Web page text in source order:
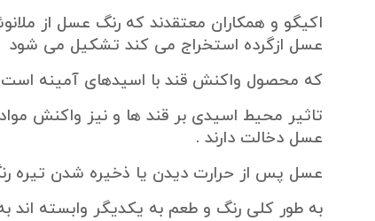
اکیگو و همکاران معتقدند که رنگ عسل از
عسل ازگرده استخراج می کند تشکیل می شود
که محصول واکنش قند با اسیدهای آمینه
تاثیر محیط اسیدی بر قند ها و نیز واکنش
عسل دخالت دارند .
عسل پس از حرارت دیدن یا ذخیره شدن تیره
به طور کلی رنگ و طعم به یکدیگر وابسته